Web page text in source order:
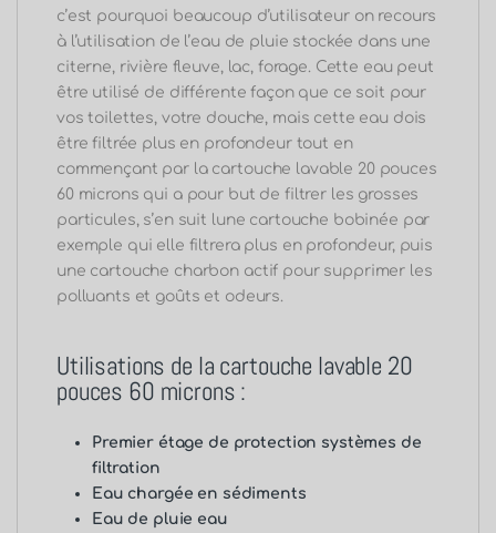
c’est pourquoi beaucoup d’utilisateur on recours
à l’utilisation de l’eau de pluie stockée dans une
citerne, rivière fleuve, lac, forage. Cette eau peut
être utilisé de différente façon que ce soit pour
vos toilettes, votre douche, mais cette eau dois
être filtrée plus en profondeur tout en
commençant par la cartouche lavable 20 pouces
60 microns qui a pour but de filtrer les grosses
particules, s’en suit lune cartouche bobinée par
exemple qui elle filtrera plus en profondeur, puis
une cartouche charbon actif pour supprimer les
polluants et goûts et odeurs.
Utilisations de la cartouche lavable 20
pouces 60 microns :
Premier étage de protection systèmes de
filtration
Eau chargée en sédiments
Eau de pluie eau